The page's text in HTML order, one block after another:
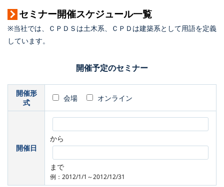
セミナー開催スケジュール一覧
※当社では、ＣＰＤＳは土木系、ＣＰＤは建築系として用語を定義
しています。
開催予定のセミナー
開催形
式
会場 オンライン
開催日
から
まで
例：2012/1/1～2012/12/31